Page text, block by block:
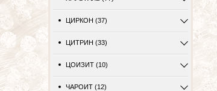
ЦИРКОН (37)
ЦИТРИН (33)
ЦОИЗИТ (10)
ЧАРОИТ (12)